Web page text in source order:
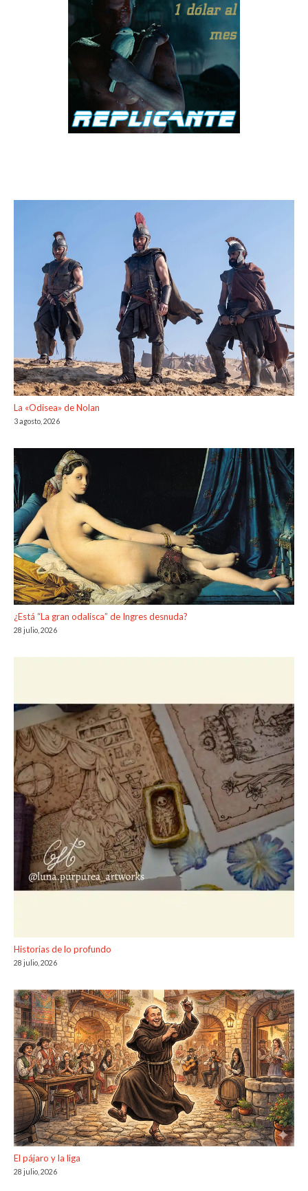
La «Odisea» de Nolan
3 agosto, 2026
¿Está “La gran odalisca” de Ingres desnuda?
28 julio, 2026
Historias de lo profundo
28 julio, 2026
El pájaro y la liga
28 julio, 2026